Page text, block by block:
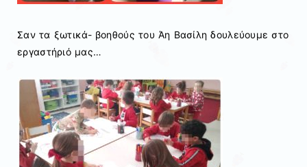
Σαν τα ξωτικά- βοηθούς του Άη Βασίλη δουλεύουμε στο
εργαστήριό μας…